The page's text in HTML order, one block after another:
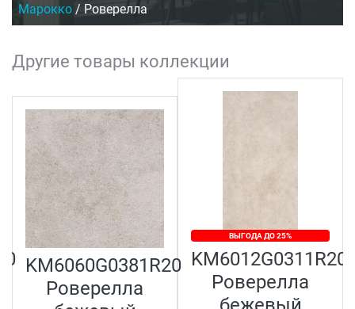
Марокко / Роверелла
Другие товары коллекции
KM6060G0381R20
Роверелла
ВЫГОДА ДО 25%
KM6012G0311R20
Роверелла